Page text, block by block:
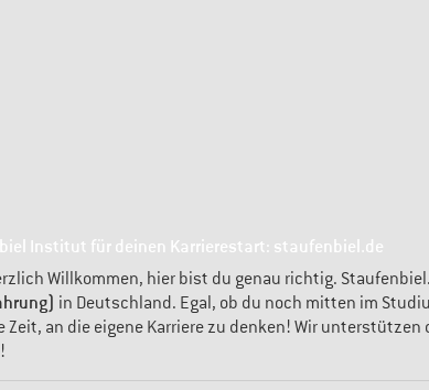
Institut für deinen Karrierestart: staufenbiel.de
Willkommen, hier bist du genau richtig.
in Deutschland. Egal, ob du noch mitten im
an die eigene Karriere zu denken! Wir unterstützen